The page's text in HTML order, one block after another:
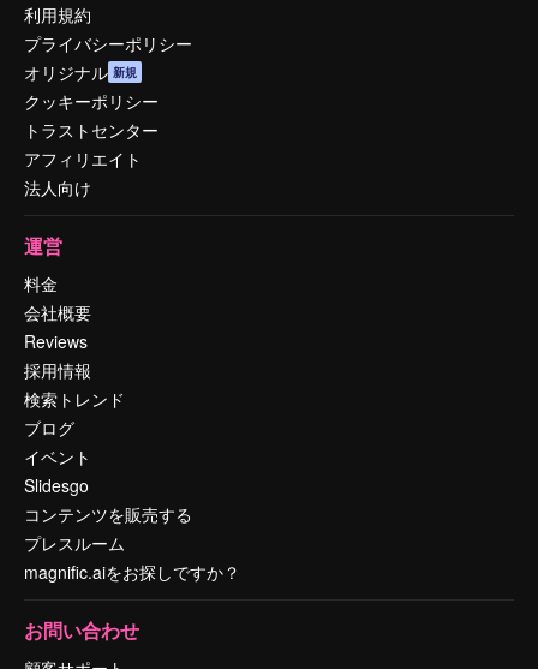
利用規約
プライバシーポリシー
オリジナル 新規
クッキーポリシー
トラストセンター
アフィリエイト
法人向け
運営
料金
会社概要
Reviews
採用情報
検索トレンド
ブログ
イベント
Slidesgo
コンテンツを販売する
プレスルーム
magnific.aiをお探しですか？
お問い合わせ